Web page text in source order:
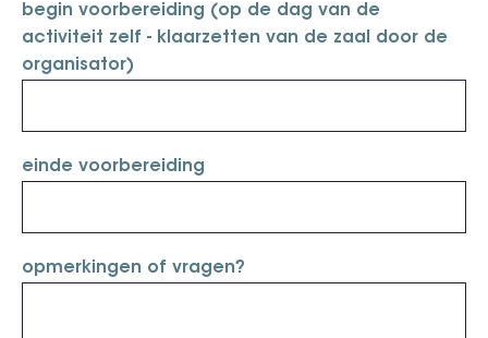
begin voorbereiding (op de dag van de
activiteit zelf - klaarzetten van de zaal door de
organisator)
einde voorbereiding
opmerkingen of vragen?